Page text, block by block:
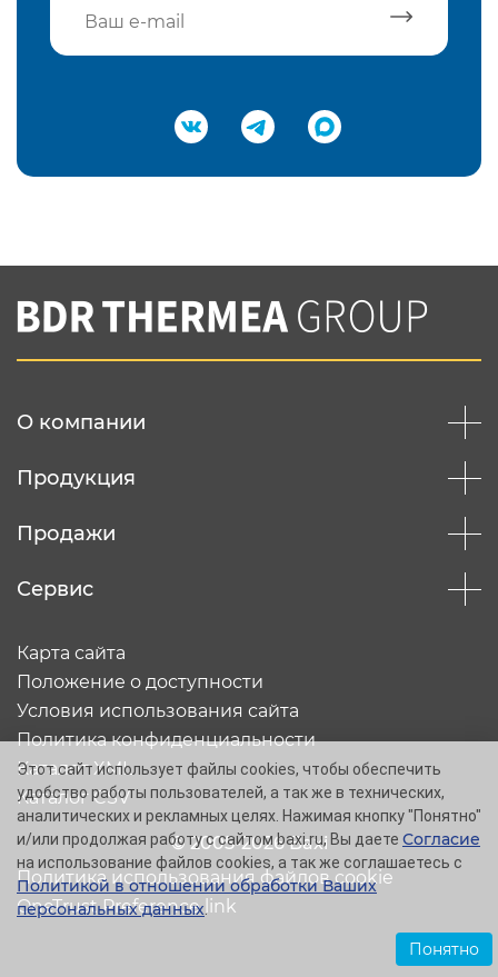
Подтвердить e-mail
Вы соглашаетесь с нашей политикой
конфеденциальности
О компании
Продукция
Продажи
Сервис
© 2005-2026 Baxi
Карта сайта
Положение о доступности
Условия использования сайта
Политика конфиденциальности
Каталог XML
Каталог CSV
Политика использования файлов cookie
OneTrust Preference link
Этот сайт использует файлы cookies, чтобы обеспечить
удобство работы пользователей, а так же в технических,
аналитических и рекламных целях. Нажимая кнопку "Понятно"
и/или продолжая работу с сайтом baxi.ru, Вы даете Согласие
на использование файлов cookies, а так же соглашаетесь с
Политикой в отношении обработки Ваших
персональных данных.
Понятно